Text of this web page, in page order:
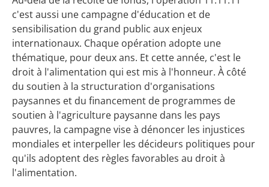
c'est aussi une campagne d'éducation et de
sensibilisation du grand public aux enjeux
internationaux. Chaque opération adopte une
thématique, pour deux ans. Et cette année, c'est le
droit à l'alimentation qui est mis à l'honneur. À côté
du soutien à la structuration d'organisations
paysannes et du financement de programmes de
soutien à l'agriculture paysanne dans les pays
pauvres, la campagne vise à dénoncer les injustices
mondiales et interpeller les décideurs politiques pour
qu'ils adoptent des règles favorables au droit à
l'alimentation.